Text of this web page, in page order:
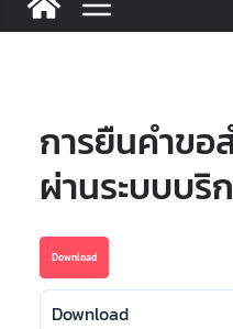
การยืนคำขอ
ผ่านระบบบริ
Download
Download